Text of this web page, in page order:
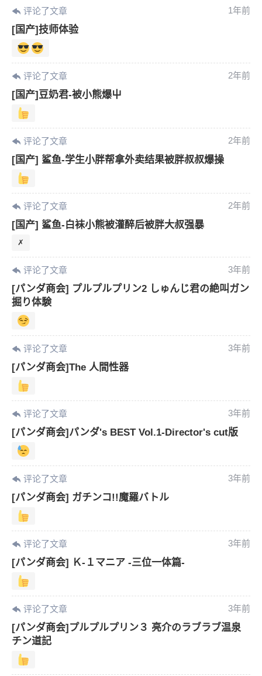
评论了文章 1年前
[国产]技师体验
评论了文章 2年前
[国产]豆奶君-被小熊爆屮
评论了文章 2年前
[国产] 鲨鱼-学生小胖帮拿外卖结果被胖叔叔爆操
评论了文章 2年前
[国产] 鲨鱼-白袜小熊被灌醉后被胖大叔强暴
✗
评论了文章 3年前
[パンダ商会] プルプルプリン2 しゅんじ君の絶叫ガン
掘り体験
评论了文章 3年前
[パンダ商会]The 人間性器
评论了文章 3年前
[パンダ商会]パンダ's BEST Vol.1-Director's cut版
评论了文章 3年前
[パンダ商会] ガチンコ!!魔羅バトル
评论了文章 3年前
[パンダ商会] Ｋ-１マニア -三位一体篇-
评论了文章 3年前
[パンダ商会]プルプルプリン３ 亮介のラブラブ温泉
チン道記
您没有权限发布内容，请购买会员或者提升权
限。
忘记密码？